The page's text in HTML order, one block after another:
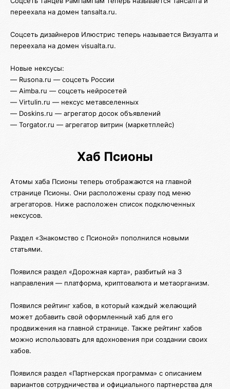
переехала на домен tansalta.ru.
Соцсеть дизайнеров Илюстрис теперь называется Визуалта и
переехала на домен visualta.ru.
Новые нексусы:
— Rusona.ru — соцсеть России
— Aimba.ru — соцсеть нейросетей
— Virtulin.ru — нексус метавселенных
— Doskins.ru — агрегатор досок объявлений
— Torgator.ru — агрегатор витрин (маркетплейс)
Хаб Псионы
Атомы хаба Псионы теперь отображаются на главной
странице Псионы. Они расположены сразу под меню
агрегаторов. Ниже расположен список подключенных
нексусов.
Раздел «Знакомство с Псионой» пополнился новыми
статьями.
Появился раздел «Дорожная карта», разбитый на 3
направления — платформа, криптовалюта и метаорганизм.
Появился рейтинг хабов, в который каждый желающий
может добавить свой оформленный хаб для его
продвижения на главной странице. Также рейтинг хабов
можно использовать для вдохновения при создании своих
хабов.
Появился раздел «Партнерская программа» с описанием
вариантов сотрудничества и официального партнерства для